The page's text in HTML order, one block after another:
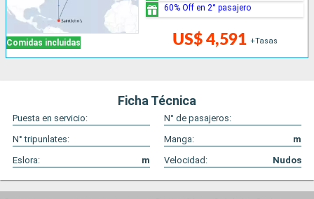
Comidas incluidas US$ 4,591 +Tasas
60% Off en 2° pasajero
Ficha Técnica
Puesta en servicio:
N° de pasajeros:
N° tripunlates:
Manga:
m
Eslora:
m Velocidad: Nudos